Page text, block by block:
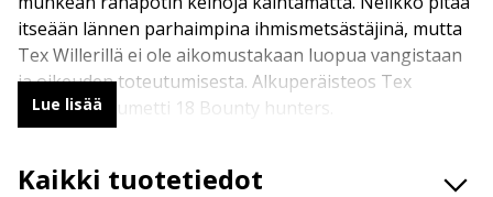
itseään lännen parhaimpina ihmismetsästäjinä, mutta
Tex Willerillä ei ole aikomustakaan luopua vangistaan
ja oikeuden toteutumisesta. Alkuperäisteos Tex
Romanzi a Fumetti 18 Bounty hunters.
Lue lisää
Kaikki tuotetiedot